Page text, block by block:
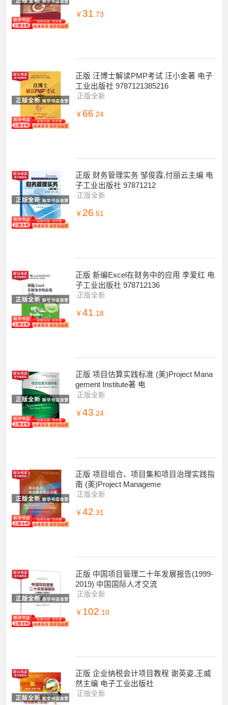
￥ 31.73
正版 汪博士解读PMP考试 汪小金著 电子
工业出版社 9787121385216
正版全新
￥ 66 .24
正版 财务管理实务 邹俊霞,付丽云主编 电
子工业出版社 97871212
正版全新
￥ 26.51
正版 新编Excel在财务中的应用 李爱红 电
子工业出版社 978712136
正版全新
￥ 41.18
正版 项目估算实践标准 (美)Project Mana
gement Institute著 电
正版全新
￥ 43 .24
正版 项目组合、项目集和项目治理实践指
南 (美)Project Manageme
正版全新
￥ 42.31
正版 中国项目管理二十年发展报告(1999-
2019) 中国国际人才交流
正版全新
￥ 102 .10
正版 企业纳税会计项目教程 谢英姿,王威
然主编 电子工业出版社
正版全新